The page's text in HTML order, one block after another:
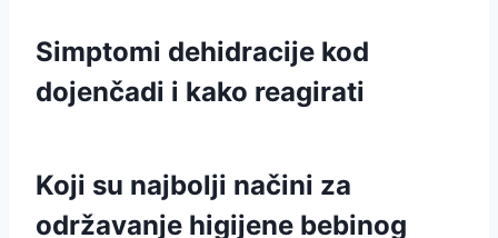
Simptomi dehidracije kod
dojenčadi i kako reagirati
Koji su najbolji načini za
održavanje higijene bebinog